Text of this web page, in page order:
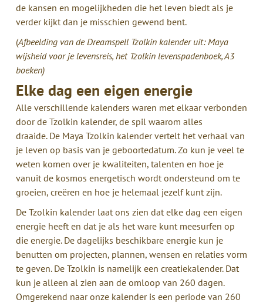
de kansen en mogelijkheden die het leven biedt als je
verder kijkt dan je misschien gewend bent.
(Afbeelding van de Dreamspell Tzolkin kalender uit: Maya
wijsheid voor je levensreis, het Tzolkin levenspadenboek, A3
boeken)
Elke dag een eigen energie
Alle verschillende kalenders waren met elkaar verbonden
door de Tzolkin kalender, de spil waarom alles
draaide. De Maya Tzolkin kalender vertelt het verhaal van
je leven op basis van je geboortedatum. Zo kun je veel te
weten komen over je kwaliteiten, talenten en hoe je
vanuit de kosmos energetisch wordt ondersteund om te
groeien, creëren en hoe je helemaal jezelf kunt zijn.
De Tzolkin kalender laat ons zien dat elke dag een eigen
energie heeft en dat je als het ware kunt meesurfen op
die energie. De dagelijks beschikbare energie kun je
benutten om projecten, plannen, wensen en relaties vorm
te geven. De Tzolkin is namelijk een creatiekalender. Dat
kun je alleen al zien aan de omloop van 260 dagen.
Omgerekend naar onze kalender is een periode van 260